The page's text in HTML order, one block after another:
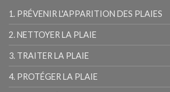
1. PRÉVENIR L'APPARITION DES PLAIES
2. NETTOYER LA PLAIE
3. TRAITER LA PLAIE
4. PROTÉGER LA PLAIE